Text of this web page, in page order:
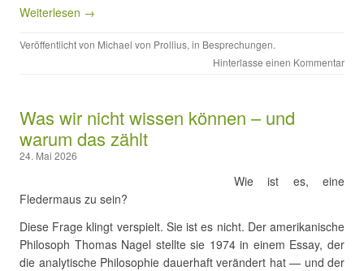
Weiterlesen →
Veröffentlicht von Michael von Prollius, in Besprechungen.
Hinterlasse einen Kommentar
Was wir nicht wissen können – und
warum das zählt
24. Mai 2026
Wie ist es, eine
Fledermaus zu sein?
Diese Frage klingt verspielt. Sie ist es nicht. Der amerikanische
Philosoph Thomas Nagel stellte sie 1974 in einem Essay, der
die analytische Philosophie dauerhaft verändert hat — und der